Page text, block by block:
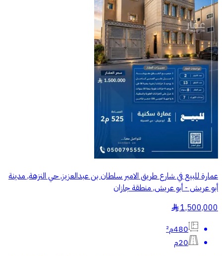
عمارة للبيع في شارع طريق الامير سلطان بن عبدالعزيز, حي النزهة, مدينة
أبو عريش - أبو عريش, منطقة جازان
1,500,000
§
480م²
20م